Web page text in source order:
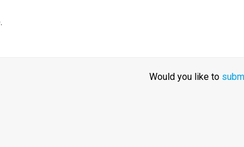
Would you like to